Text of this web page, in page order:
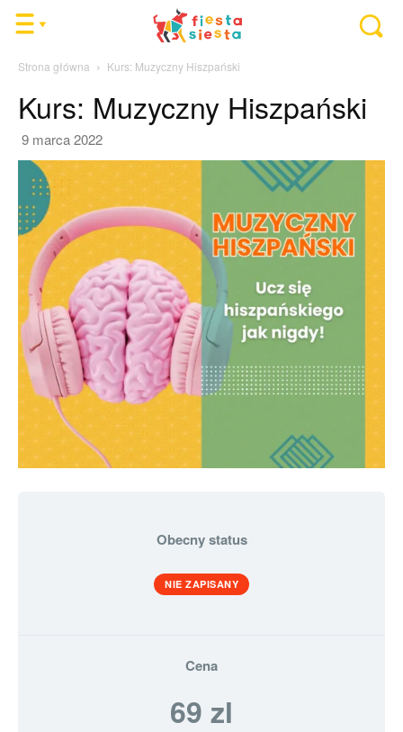
Strona główna Kurs: Muzyczny Hiszpański
Kurs: Muzyczny Hiszpański
9 marca 2022
Obecny status
NIE ZAPISANY
Cena
69 zl